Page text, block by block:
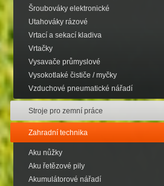
Šroubováky elektronické
Utahováky rázové
Vrtací a sekací kladiva
Vrtačky
Vysavače průmyslové
Vysokotlaké čističe / myčky
Vzduchové pneumatické nářadí
Stroje pro zemní práce
Zahradní technika
Aku nůžky
Aku řetězové pily
Akumulátorové nářadí